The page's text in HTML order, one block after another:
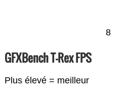
8
GFXBench T-Rex FPS
Plus élevé = meilleur